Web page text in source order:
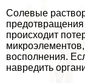
Солевые
происходит
восполнения.
навредить